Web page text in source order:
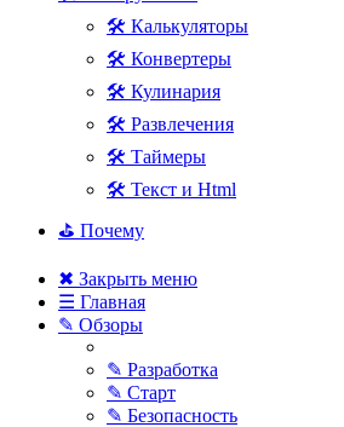
🛠 Калькуляторы
🛠 Конвертеры
🛠 Кулинария
🛠 Развлечения
🛠 Таймеры
🛠 Текст и Html
⛳ Почему
✖ Закрыть меню
☰ Главная
✎ Обзоры
✎ Разработка
✎ Старт
✎ Безопасность